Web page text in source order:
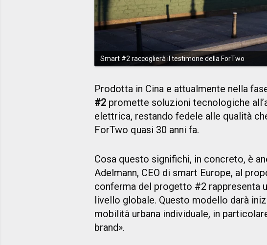
Smart #2 raccoglierà il testimone della ForTwo
Prodotta in Cina e attualmente nella
#2 promette soluzioni tecnologiche
elettrica, restando fedele alle qualità
ForTwo quasi 30 anni fa.
Cosa questo significhi, in concreto, è
Adelmann, CEO di smart Europe, al
conferma del progetto #2 rappresenta
livello globale. Questo modello darà
mobilità urbana individuale, in
brand».